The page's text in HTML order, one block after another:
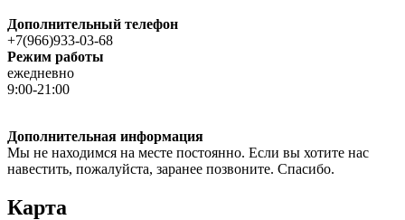
Дополнительный телефон
+7(966)933-03-68
Режим работы
ежедневно
9:00-21:00
Дополнительная информация
Мы не находимся на месте постоянно. Если вы хотите нас
навестить, пожалуйста, заранее позвоните. Спасибо.
Карта